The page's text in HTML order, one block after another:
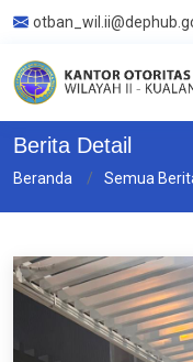
Berita Detail
Beranda Semua